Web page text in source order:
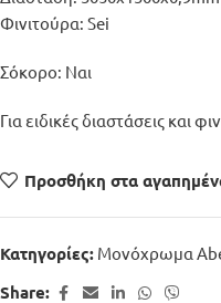
Φινιτούρα: Sei
Σόκορο: Ναι
Για ειδικές διαστάσεις και
Προσθήκη στα
Κατηγορίες: Μονόχρωμα
Share: